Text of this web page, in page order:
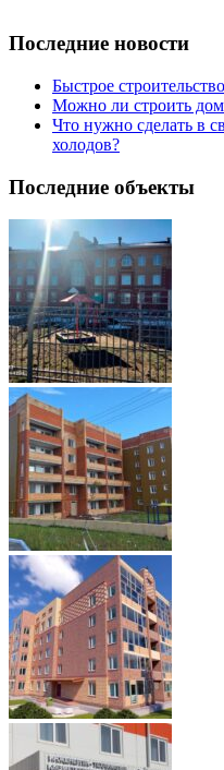
Последние новости
Быстрое
Можно ли строить дом
Что нужно сделать в
холодов?
Последние объекты